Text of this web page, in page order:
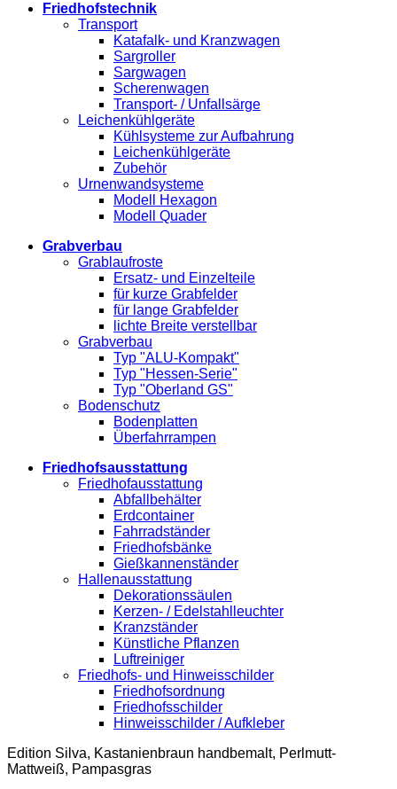
Friedhofstechnik
Transport
Katafalk- und Kranzwagen
Sargroller
Sargwagen
Scherenwagen
Transport- / Unfallsärge
Leichenkühlgeräte
Kühlsysteme zur Aufbahrung
Leichenkühlgeräte
Zubehör
Urnenwandsysteme
Modell Hexagon
Modell Quader
Grabverbau
Grablaufroste
Ersatz- und Einzelteile
für kurze Grabfelder
für lange Grabfelder
lichte Breite verstellbar
Grabverbau
Typ "ALU-Kompakt"
Typ "Hessen-Serie"
Typ "Oberland GS"
Bodenschutz
Bodenplatten
Überfahrrampen
Friedhofsausstattung
Friedhofausstattung
Abfallbehälter
Erdcontainer
Fahrradständer
Friedhofsbänke
Gießkannenständer
Hallenausstattung
Dekorationssäulen
Kerzen- / Edelstahlleuchter
Kranzständer
Künstliche Pflanzen
Luftreiniger
Friedhofs- und Hinweisschilder
Friedhofsordnung
Friedhofsschilder
Hinweisschilder / Aufkleber
Edition Silva, Kastanienbraun handbemalt, Perlmutt-
Mattweiß, Pampasgras